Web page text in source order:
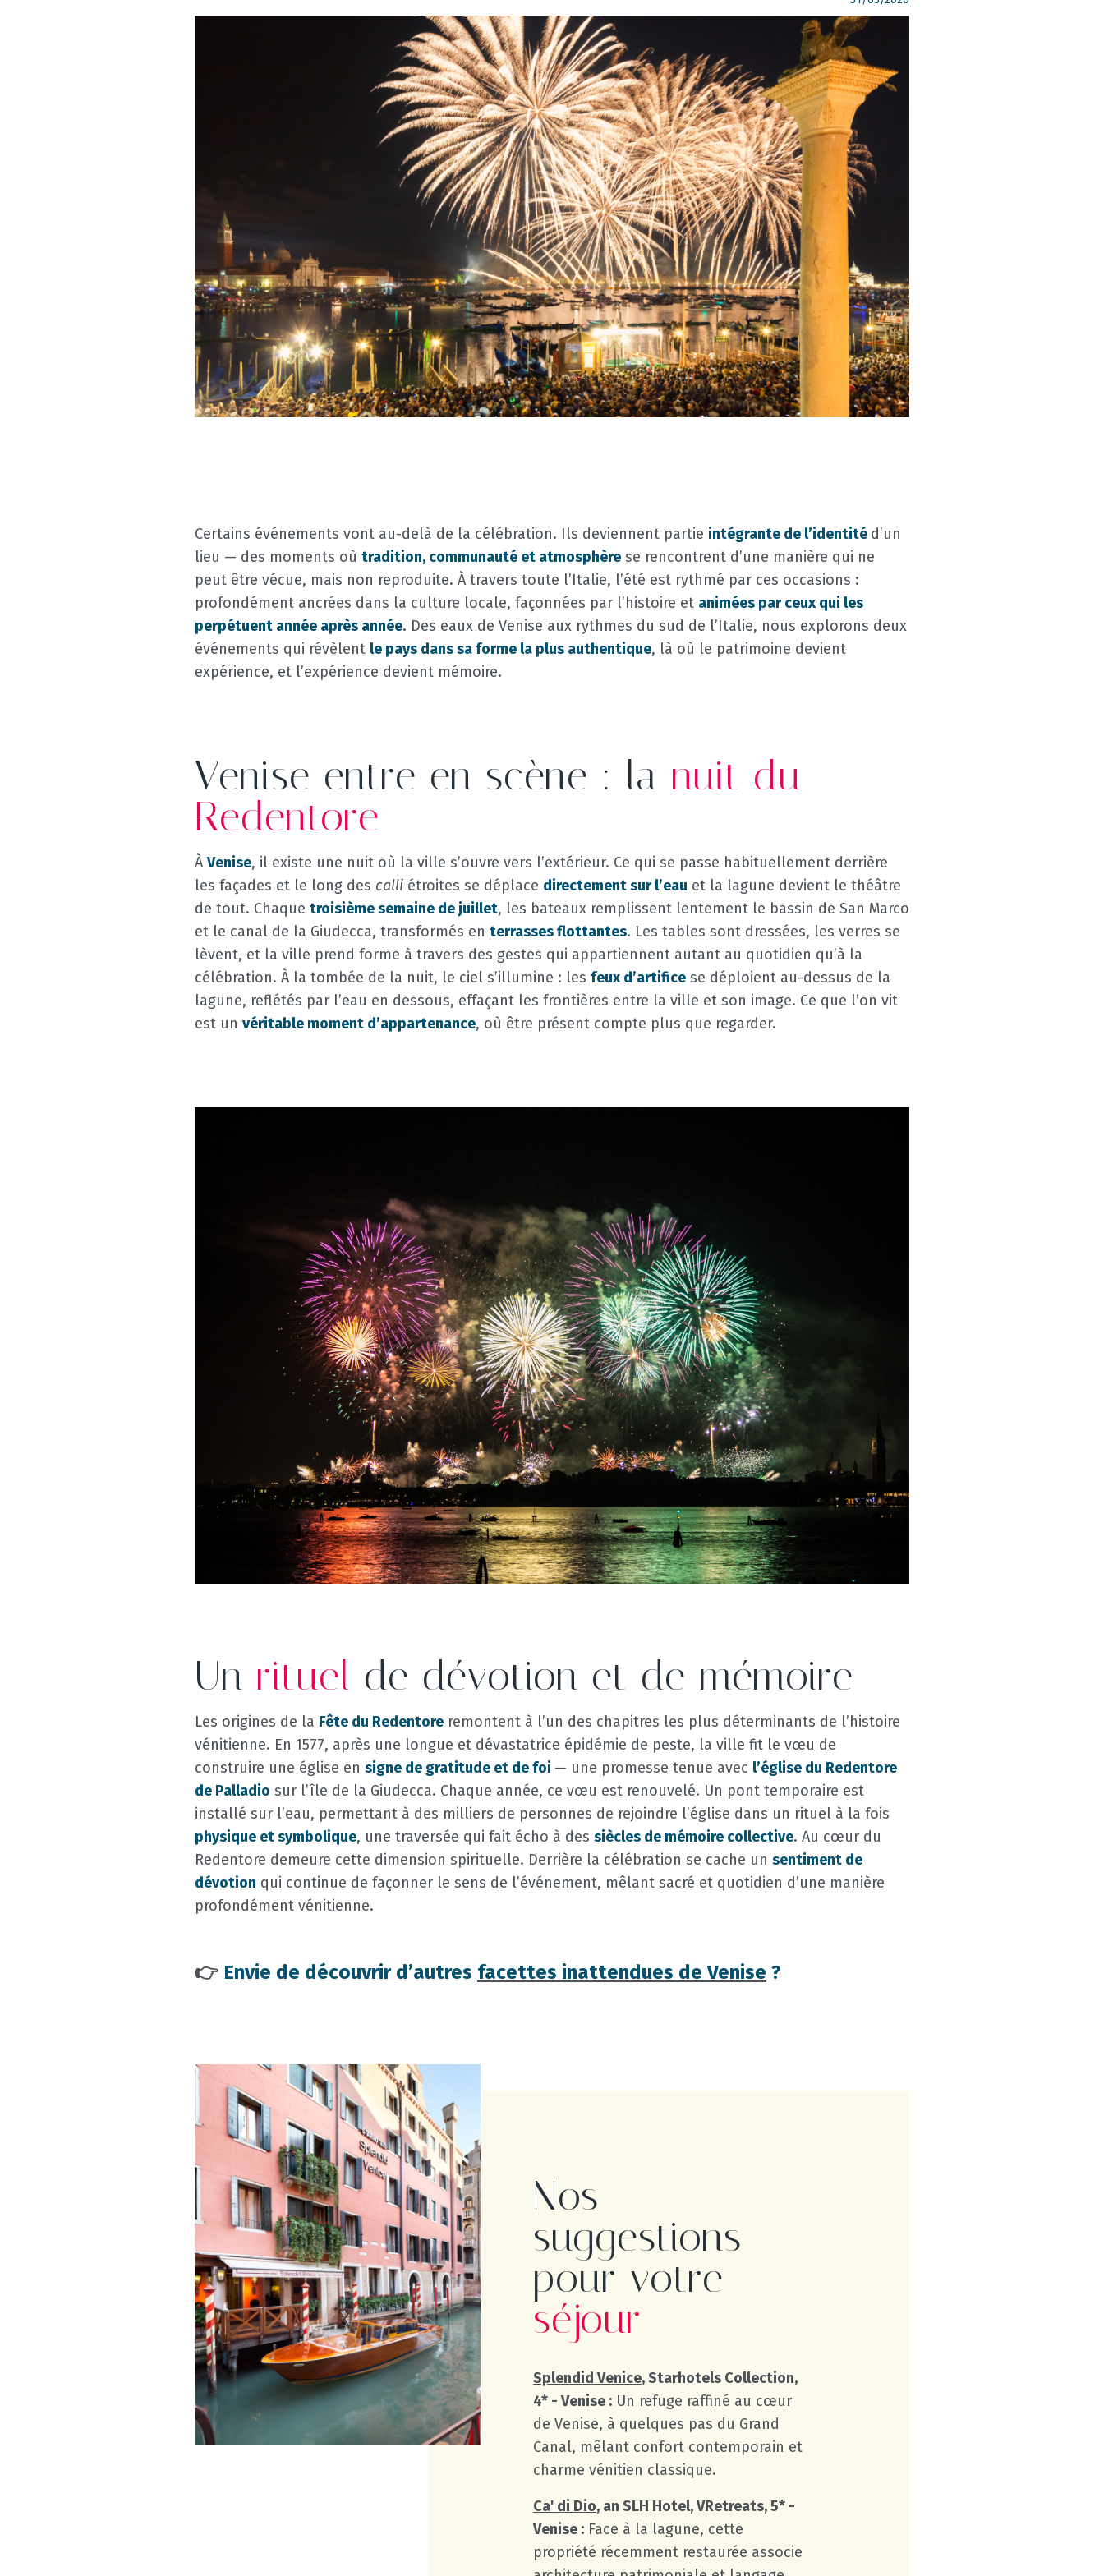
Certains événements vont au-delà de la célébration. Ils deviennent partie intégrante de l’identité d’un
lieu — des moments où tradition, communauté et atmosphère se rencontrent d’une manière qui ne
peut être vécue, mais non reproduite. À travers toute l’Italie, l’été est rythmé par ces occasions :
profondément ancrées dans la culture locale, façonnées par l’histoire et animées par ceux qui les
perpétuent année après année. Des eaux de Venise aux rythmes du sud de l’Italie, nous explorons deux
événements qui révèlent le pays dans sa forme la plus authentique, là où le patrimoine devient
expérience, et l’expérience devient mémoire.
Venise entre en scène : la nuit du
Redentore
ÀVenise, il existe une nuit où la ville s’ouvre vers l’extérieur. Ce qui se passe habituellement derrière
les façades et le long des calli étroites se déplace directement sur l’eau et la lagune devient le théâtre
de tout. Chaque troisième semaine de juillet, les bateaux remplissent lentement le bassin de San Marco
et le canal de la Giudecca, transformés en terrasses flottantes. Les tables sont dressées, les verres se
lèvent, et la ville prend forme à travers des gestes qui appartiennent autant au quotidien qu’à la
célébration. À la tombée de la nuit, le ciel s’illumine : les feux d’artifice se déploient au-dessus de la
lagune, reflétés par l’eau en dessous, effaçant les frontières entre la ville et son image. Ce que l’on vit
est un véritable moment d’appartenance, où être présent compte plus que regarder.
Un rituel de dévotion et de mémoire
Les origines de la Fête du Redentore remontent à l’un des chapitres les plus déterminants de l’histoire
vénitienne. En 1577, après une longue et dévastatrice épidémie de peste, la ville fit le vœu de
construire une église en signe de gratitude et de foi — une promesse tenue avec l’église du Redentore
de Palladio sur l’île de la Giudecca. Chaque année, ce vœu est renouvelé. Un pont temporaire est
installé sur l’eau, permettant à des milliers de personnes de rejoindre l’église dans un rituel à la fois
physique et symbolique, une traversée qui fait écho à des siècles de mémoire collective. Au cœur du
Redentore demeure cette dimension spirituelle. Derrière la célébration se cache un sentiment de
dévotion qui continue de façonner le sens de l’événement, mêlant sacré et quotidien d’une manière
profondément vénitienne.
👉 Envie de découvrir d’autres facettes inattendues de Venise ?
Nos
suggestions
pour votre
séjour
Splendid Venice, Starhotels Collection,
4* - Venise : Un refuge raffiné au cœur
de Venise, à quelques pas du Grand
Canal, mêlant confort contemporain et
charme vénitien classique.
Ca' di Dio, an SLH Hotel, VRetreats, 5* -
Venise : Face à la lagune, cette
propriété récemment restaurée associe